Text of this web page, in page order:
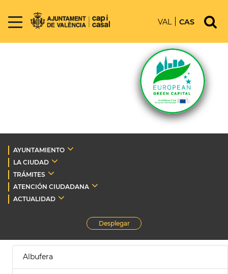
VAL CAS
AYUNTAMIENTO
LA CIUDAD
TRÁMITES
ATENCIÓN CIUDADANA
ACTUALIDAD
Desplegar
Albufera